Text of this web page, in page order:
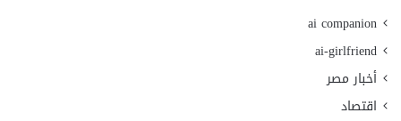
ai companion
ai-girlfriend
أخبار مصر
اقتصاد